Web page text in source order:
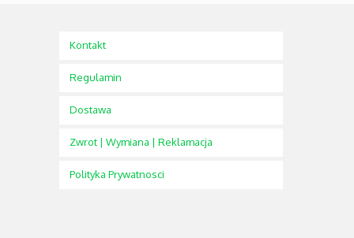
Kontakt
Regulamin
Dostawa
Zwrot | Wymiana | Reklamacja
Polityka Prywatnosci